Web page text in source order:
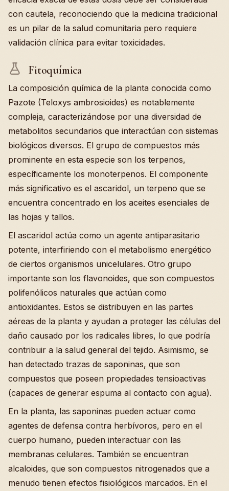
con cautela, reconociendo que la medicina tradicional
es un pilar de la salud comunitaria pero requiere
validación clínica para evitar toxicidades.
Fitoquímica
La composición química de la planta conocida como
Pazote (Teloxys ambrosioides) es notablemente
compleja, caracterizándose por una diversidad de
metabolitos secundarios que interactúan con sistemas
biológicos diversos. El grupo de compuestos más
prominente en esta especie son los terpenos,
específicamente los monoterpenos. El componente
más significativo es el ascaridol, un terpeno que se
encuentra concentrado en los aceites esenciales de
las hojas y tallos.
El ascaridol actúa como un agente antiparasitario
potente, interfiriendo con el metabolismo energético
de ciertos organismos unicelulares. Otro grupo
importante son los flavonoides, que son compuestos
polifenólicos naturales que actúan como
antioxidantes. Estos se distribuyen en las partes
aéreas de la planta y ayudan a proteger las células del
daño causado por los radicales libres, lo que podría
contribuir a la salud general del tejido. Asimismo, se
han detectado trazas de saponinas, que son
compuestos que poseen propiedades tensioactivas
(capaces de generar espuma al contacto con agua).
En la planta, las saponinas pueden actuar como
agentes de defensa contra herbívoros, pero en el
cuerpo humano, pueden interactuar con las
membranas celulares. También se encuentran
alcaloides, que son compuestos nitrogenados que a
menudo tienen efectos fisiológicos marcados. En el